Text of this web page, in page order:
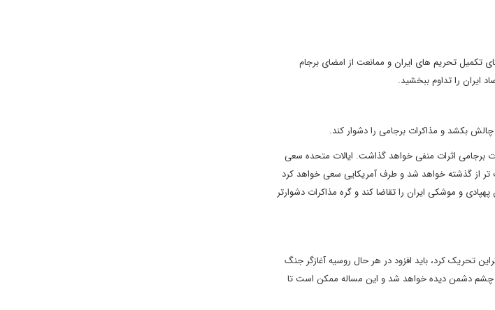
تکمیل تحریم های ایران و ممانعت از امضای برجام
ایران را تداوم ببخشید.
چالش بکشد و مذاکرات برجامی را دشوار کند.
برجامی اثرات منفی خواهد گذاشت. ایالات متحده سعی
تر از گذشته خواهد شد و طرف آمریکایی سعی خواهد کرد
و موشکی ایران را تقاضا کند و گره مذاکرات دشوارتر
تحریک کرد، باید افزود در هر حال روسیه آغازگر جنگ
به چشم دشمن دیده خواهد شد و این مساله ممکن است تا